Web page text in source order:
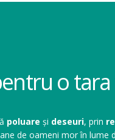
o
poluare și deseuri, prin
de oameni mor în